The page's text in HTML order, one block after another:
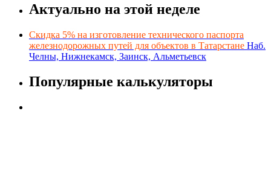
Актуально на этой неделе
Скидка 5% на изготовление технического паспорта
железнодорожных путей для объектов в Татарстане Наб.
Челны, Нижнекамск, Заинск, Альметьевск
Популярные калькуляторы